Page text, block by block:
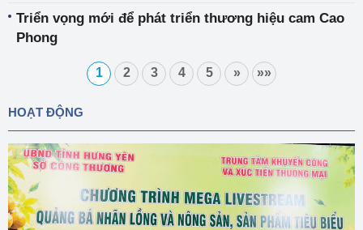
Triển vọng mới để phát triển thương hiệu cam Cao
Phong
1 2 3 4 5 » »»
HOẠT ĐỘNG